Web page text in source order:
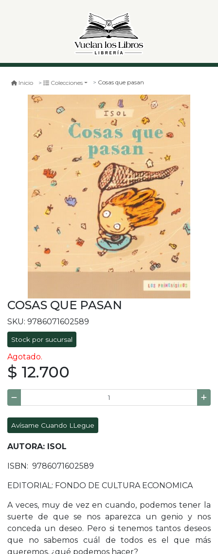
Inicio Colecciones Cosas que pasan
COSAS QUE PASAN
SKU: 9786071602589
Stock por sucursal
Agotado.
$ 12.700
Avísame Cuando LLegue
AUTORA: ISOL
ISBN: 9786071602589
EDITORIAL: FONDO DE CULTURA ECONOMICA
A veces, muy de vez en cuando, podemos tener la
suerte de que se nos aparezca un genio y nos
conceda un deseo. Pero si tenemos tantos deseos
que no sabemos cuál de todos es el que más
queremos, ¿qué podemos hacer?